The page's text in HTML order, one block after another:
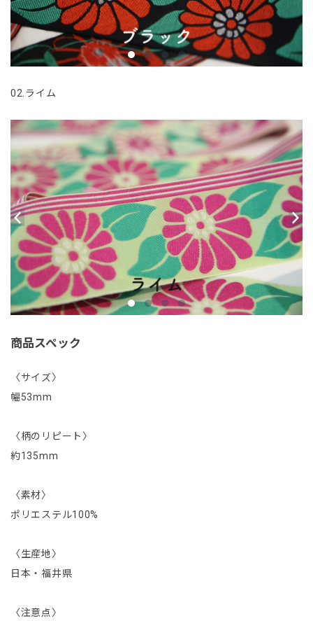
02.ライム
商品スペック
〈サイズ〉
幅53mm
〈柄のリピート〉
約135mm
〈素材〉
ポリエステル100%
〈生産地〉
日本・福井県
〈注意点〉